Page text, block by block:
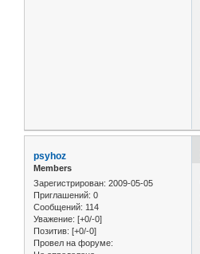
psyhoz
Members
Зарегистрирован: 2009-05-05
Приглашений: 0
Сообщений: 114
Уважение: [+0/-0]
Позитив: [+0/-0]
Провел на форуме: